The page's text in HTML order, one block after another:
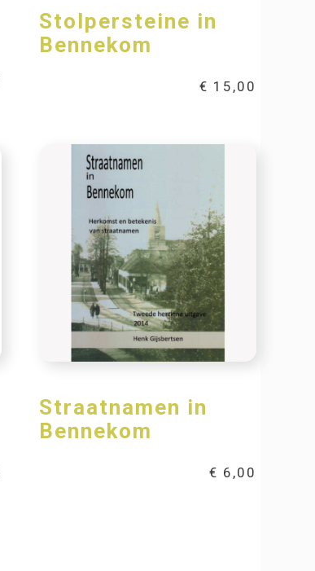
Stolpersteine in
Bennekom
€ 15,00
Straatnamen in
Bennekom
€ 6,00